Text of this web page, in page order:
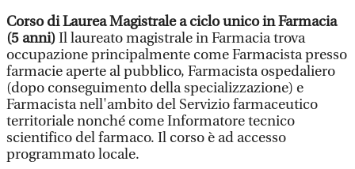
Corso di Laurea Magistrale a ciclo unico in Farmacia
(5 anni)Il laureato magistrale in Farmacia trova
occupazione principalmente come Farmacista presso
farmacie aperte al pubblico, Farmacista ospedaliero
(dopo conseguimento della specializzazione) e
Farmacista nell'ambito del Servizio farmaceutico
territoriale nonché come Informatore tecnico
scientifico del farmaco. Il corso è ad accesso
programmato locale.